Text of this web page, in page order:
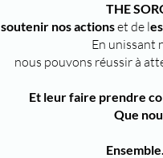
THE
soutenir nos actionset de l
En unissant
nous pouvons réussir à
Et leur faire prendre
Que